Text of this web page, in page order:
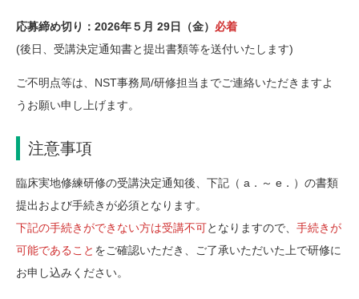
応募締め切り：2026年５月 29日（金） 必着
(後日、受講決定通知書と提出書類等を送付いたします)
ご不明点等は、NST事務局/研修担当までご連絡いただきますよ
うお願い申し上げます。
注意事項
臨床実地修練研修の受講決定通知後、下記（ a．～ e．）の書類
提出および手続きが必須となります。
下記の手続きができない方は受講不可となりますので、 手続きが
可能であること をご確認いただき、ご了承いただいた上で研修に
お申し込みください。